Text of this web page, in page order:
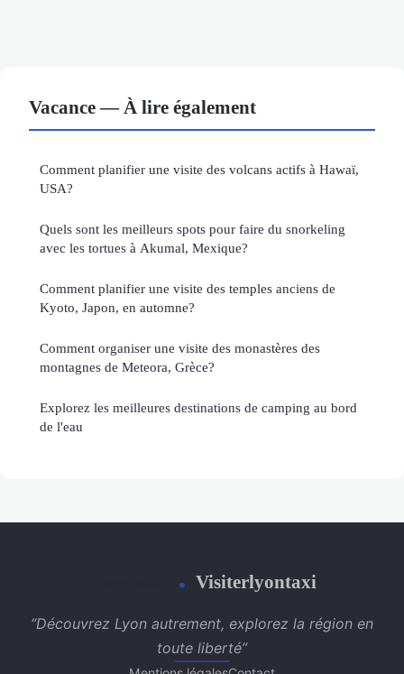
Vacance — À lire également
Comment planifier une visite des volcans actifs à Hawaï,
USA?
Quels sont les meilleurs spots pour faire du snorkeling
avec les tortues à Akumal, Mexique?
Comment planifier une visite des temples anciens de
Kyoto, Japon, en automne?
Comment organiser une visite des monastères des
montagnes de Meteora, Grèce?
Explorez les meilleures destinations de camping au bord
de l'eau
Visiterlyontaxi
“Découvrez Lyon autrement, explorez la région en
toute liberté”